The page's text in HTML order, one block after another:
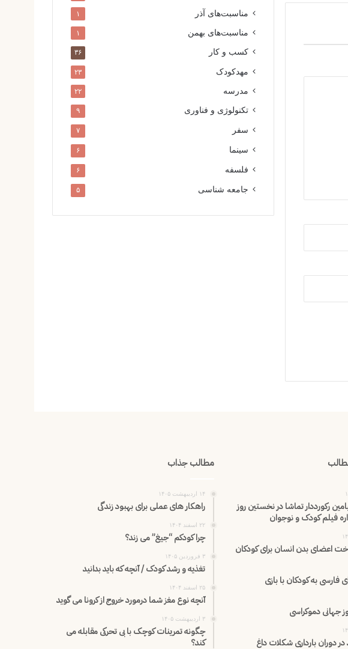
مناسبت‌های آذر ۱
مناسبت‌های بهمن ۱
کسب و کار ۳۶
مهدکودک ۲۳
مدرسه ۲۲
تکنولوژی و فناوری ۹
سفر ۷
سینما ۶
فلسفه ۶
جامعه شناسی ۵
رکورددار تماشا در نخستین روز
فیلم کودک و نوجوان
اعضای بدن انسان برای کودکان
فارسی به کودکان با بازی
جهانی دموکراسی
در دوران بارداری شکلات داغ
مطالب جذاب
۱۴ اردیبهشت ۱۴۰۵
راهکار های عملی برای بهبود زندگی
۲۲ اسفند ۱۴۰۴
چرا کودکم “جیغ” می زند؟
۳ فروردین ۱۴۰۵
تغذیه و رشد کودک / آنچه که باید بدانید
۲۵ اسفند ۱۴۰۴
آنچه نوع مغز شما درمورد خروج از کرونا می گوید
۳ اردیبهشت ۱۴۰۵
چگونه تمرینات کوچک با بی تحرکی مقابله می
کند؟